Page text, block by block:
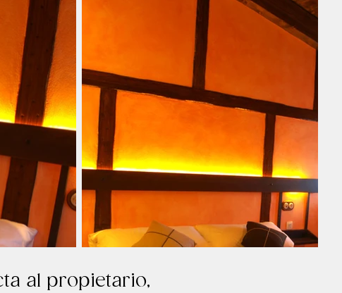
al propietario,